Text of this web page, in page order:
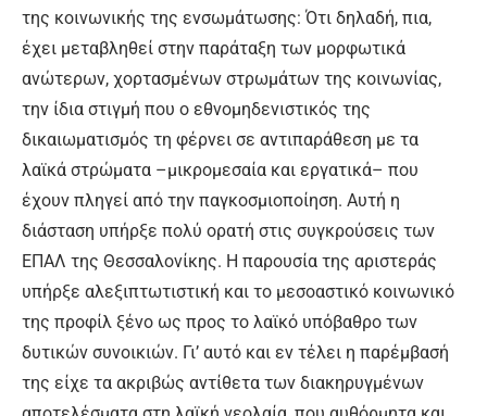
της κοινωνικής της ενσωμάτωσης: Ότι δηλαδή, πια,
έχει μεταβληθεί στην παράταξη των μορφωτικά
ανώτερων, χορτασμένων στρωμάτων της κοινωνίας,
την ίδια στιγμή που ο εθνομηδενιστικός της
δικαιωματισμός τη φέρνει σε αντιπαράθεση με τα
λαϊκά στρώματα –μικρομεσαία και εργατικά– που
έχουν πληγεί από την παγκοσμιοποίηση. Αυτή η
διάσταση υπήρξε πολύ ορατή στις συγκρούσεις των
ΕΠΑΛ της Θεσσαλονίκης. Η παρουσία της αριστεράς
υπήρξε αλεξιπτωτιστική και το μεσοαστικό κοινωνικό
της προφίλ ξένο ως προς το λαϊκό υπόβαθρο των
δυτικών συνοικιών. Γι’ αυτό και εν τέλει η παρέμβασή
της είχε τα ακριβώς αντίθετα των διακηρυγμένων